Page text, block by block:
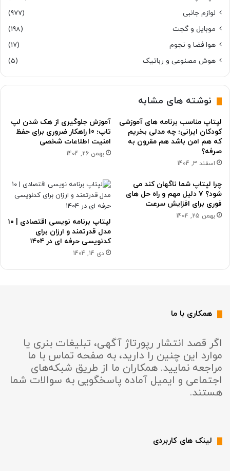
لوازم جانبی
(977)
موبایل و گجت
(198)
هوا فضا و نجوم
(17)
هوش مصنوعی و رباتیک
(5)
نوشته های مشابه
لپتاپ مناسب برنامه های آموزشی
کودکان ایرانی؛ چه مدلی بخریم
که هم امن باشد هم مقرون به
صرفه؟
اسفند 3, 1404
آموزش جلوگیری از هک شدن لپ
تاپ؛ 10 راهکار ضروری برای حفظ
امنیت اطلاعات شخصی
بهمن 26, 1404
چرا لپتاپ شما ناگهان کند می
شود؟ ۷ دلیل مهم و راه حل های
فوری برای افزایش سرعت
بهمن 25, 1404
لپتاپ برنامه نویسی اقتصادی | ۱۰
مدل قدرتمند و ارزان برای
کدنویسی حرفه ای در ۱۴۰۴
دی 14, 1404
همکاری با ما
اگر قصد انتشار رپورتاژ آگهی، تبلیغات بنری یا
موارد این چنین را دارید، به صفحه تماس با ما
مراجعه نمایید. همکاران ما از طریق شبکه‌های
اجتماعی و ایمیل آماده پاسخگویی به سوالات شما
هستند.
لینک های کاربردی